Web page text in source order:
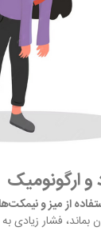
از میز و
بماند، فشار